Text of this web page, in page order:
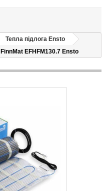
Тепла підлога Ensto
EFHFM130.7 Ensto